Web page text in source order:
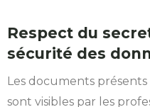
Respect du
sécurité des
Les documents présents
sont visibles par les